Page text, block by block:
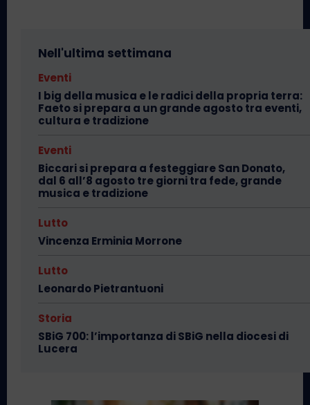
Nell'ultima settimana
Eventi
I big della musica e le radici della propria terra:
Faeto si prepara a un grande agosto tra eventi,
cultura e tradizione
Eventi
Biccari si prepara a festeggiare San Donato,
dal 6 all’8 agosto tre giorni tra fede, grande
musica e tradizione
Lutto
Vincenza Erminia Morrone
Lutto
Leonardo Pietrantuoni
Storia
SBiG 700: l’importanza di SBiG nella diocesi di
Lucera